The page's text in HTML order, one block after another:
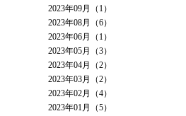
2023年09月（1）
2023年08月（6）
2023年06月（1）
2023年05月（3）
2023年04月（2）
2023年03月（2）
2023年02月（4）
2023年01月（5）